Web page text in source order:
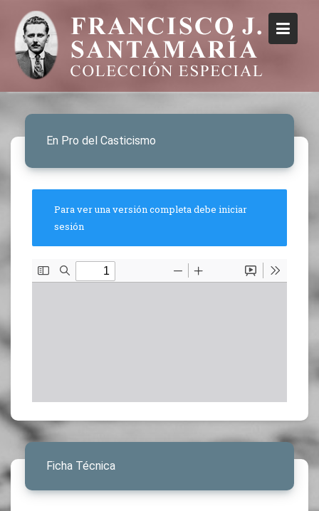
En Pro del Casticismo
Para ver una versión completa debe iniciar
sesión
Ficha Técnica